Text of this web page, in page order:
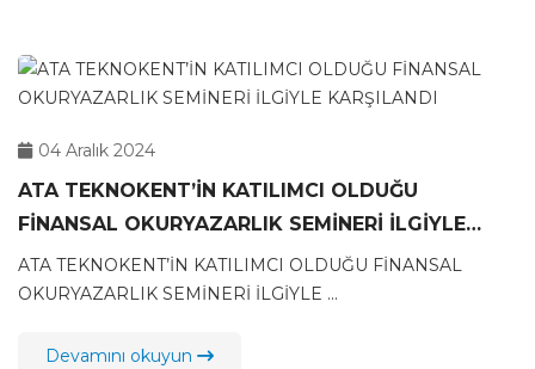
04 Aralık 2024
ATA TEKNOKENT’İN KATILIMCI OLDUĞU
FİNANSAL OKURYAZARLIK SEMİNERİ İLGİYLE
KARŞILANDI
ATA TEKNOKENT’İN KATILIMCI OLDUĞU FİNANSAL
OKURYAZARLIK SEMİNERİ İLGİYLE ...
Devamını okuyun